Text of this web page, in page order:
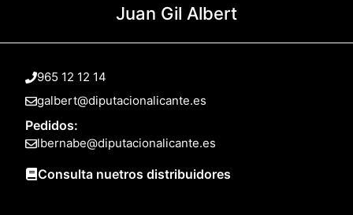
Juan Gil Albert
965 12 12 14
galbert@diputacionalicante.es
Pedidos:
lbernabe@diputacionalicante.es
Consulta nuetros distribuidores